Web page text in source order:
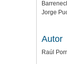
Jorge
Autor
Raúl